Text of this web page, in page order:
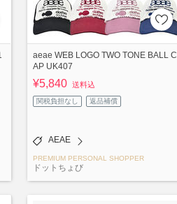
aeae WEB LOGO TWO TONE BALL C
AP UK407
¥5,840 送料込
関税負担なし 返品補償
AEAE
PREMIUM PERSONAL SHOPPER
ドットちょび